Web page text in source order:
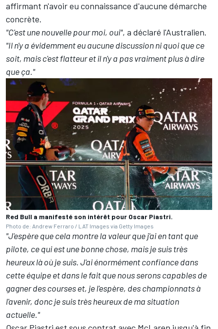
affirmant n'avoir eu connaissance d'aucune démarche
concrète.
"C'est une nouvelle pour moi, oui", a déclaré l'Australien.
"Il n'y a évidemment eu aucune discussion ni quoi que ce
soit, mais c'est flatteur et il n'y a pas vraiment plus à dire
que ça."
Red Bull a manifesté son intérêt pour Oscar Piastri.
Photo de: Andrew Ferraro / LAT Images via Getty Images
"J'espère que cela montre la valeur que j'ai en tant que
pilote, ce qui est une bonne chose, mais je suis très
heureux là où je suis. J'ai énormément confiance dans
cette équipe et dans le fait que nous serons capables de
gagner des courses et, je l'espère, des championnats à
l'avenir, donc je suis très heureux de ma situation
actuelle."